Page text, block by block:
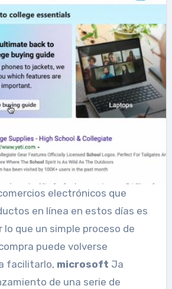
en línea en estos días es
lo que un simple proceso de
puede volverse
facilitarlo, microsoft Ja
de una serie de